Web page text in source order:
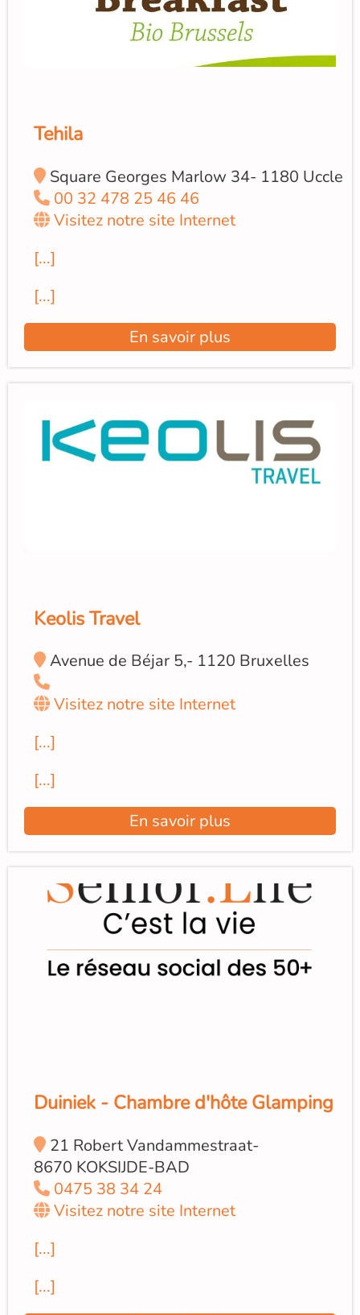
Tehila
Square Georges Marlow 34- 1180 Uccle
00 32 478 25 46 46
Visitez notre site Internet
[...]
[...]
En savoir plus
Keolis Travel
Avenue de Béjar 5,- 1120 Bruxelles
Visitez notre site Internet
[...]
[...]
En savoir plus
Duiniek - Chambre d'hôte Glamping
21 Robert Vandammestraat-
8670 KOKSIJDE-BAD
0475 38 34 24
Visitez notre site Internet
[...]
[...]